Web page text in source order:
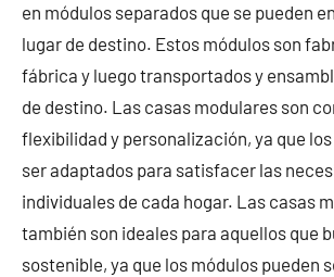
en módulos separados que se pueden
lugar de destino. Estos módulos son
fábrica y luego transportados y
de destino. Las casas modulares son
flexibilidad y personalización, ya que
ser adaptados para satisfacer las
individuales de cada hogar. Las casas
también son ideales para aquellos que
sostenible, ya que los módulos pueden